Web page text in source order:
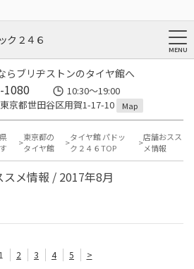
ク２４６
らブリヂストンのタイヤ館へ
1080
10:30～19:00
京都世田谷区用賀1-17-10
Map
東京都の
タイヤ館
タイヤ館 パドッ
ク２４６TOP
店舗おスス
メ情報
スメ情報 / 2017年8月
1 2 3 4 5 >